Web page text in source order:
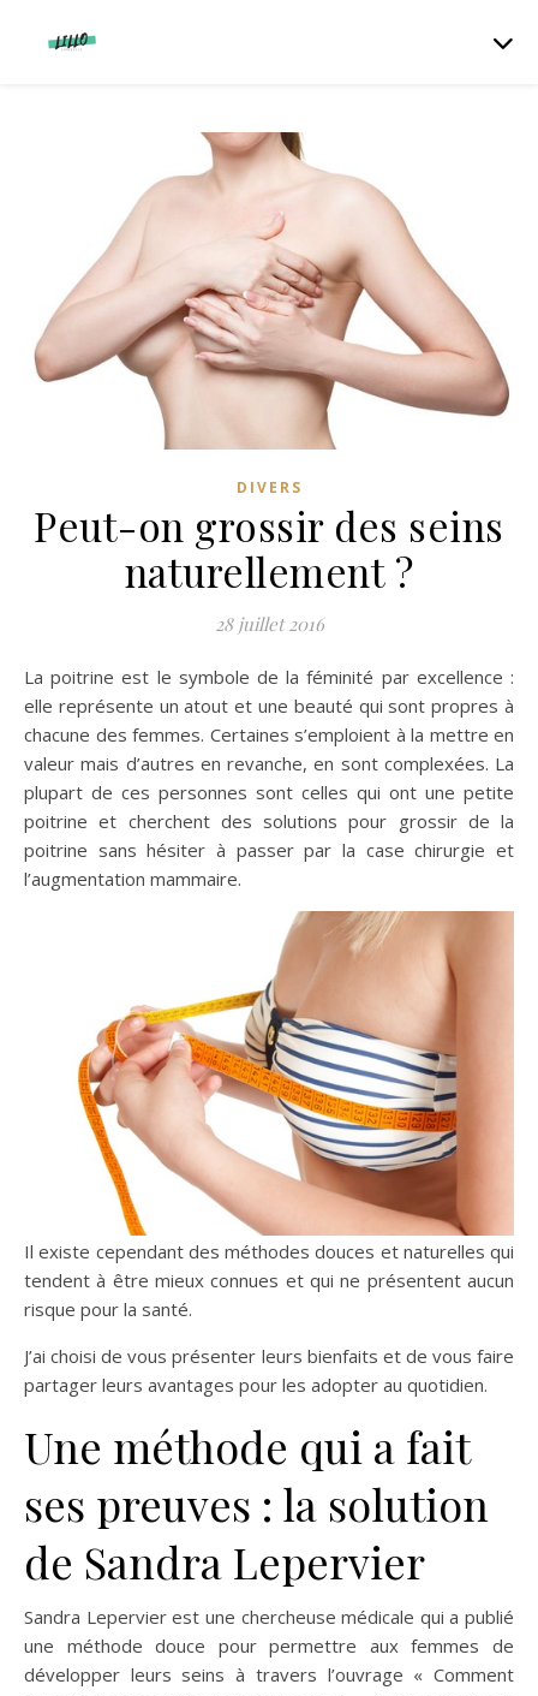
DIVERS
Peut-on grossir des seins
naturellement ?
28 juillet 2016
La poitrine est le symbole de la féminité par excellence :
elle représente un atout et une beauté qui sont propres à
chacune des femmes. Certaines s’emploient à la mettre en
valeur mais d’autres en revanche, en sont complexées. La
plupart de ces personnes sont celles qui ont une petite
poitrine et cherchent des solutions pour grossir de la
poitrine sans hésiter à passer par la case chirurgie et
l’augmentation mammaire.
Il existe cependant des méthodes douces et naturelles qui
tendent à être mieux connues et qui ne présentent aucun
risque pour la santé.
J’ai choisi de vous présenter leurs bienfaits et de vous faire
partager leurs avantages pour les adopter au quotidien.
Une méthode qui a fait
ses preuves : la solution
de Sandra Lepervier
Sandra Lepervier est une chercheuse médicale qui a publié
une méthode douce pour permettre aux femmes de
développer leurs seins à travers l’ouvrage « Comment